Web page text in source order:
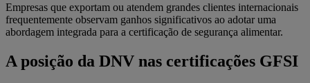
Empresas que exportam ou atendem grandes clientes internacionais
frequentemente observam ganhos significativos ao adotar uma
abordagem integrada para a certificação de segurança alimentar.
A posição da DNV nas certificações GFSI